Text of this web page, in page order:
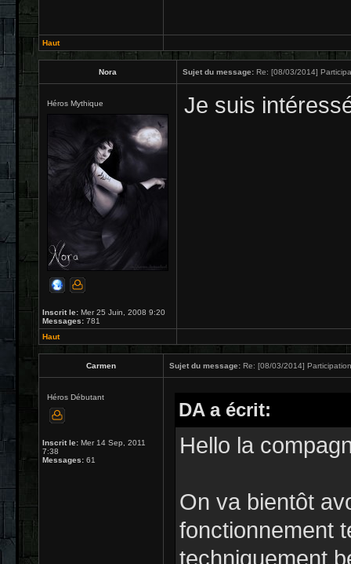
Haut
Nora Sujet du message: Re: [08/03/2014]
Héros Mythique
Inscrit le: Mer 25 Juin, 2008 9:20
Messages: 781
Je suis
Haut
Carmen Sujet du message: Re: [08/03/2014]
Héros Débutant
Inscrit le: Mer 14 Sep, 2011
7:38
Messages: 61
DA a écrit:
Hello la
On va bientôt
fonctionnement
techniquement